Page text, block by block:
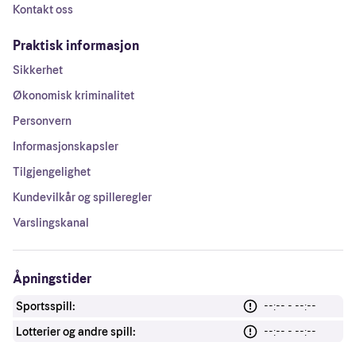
Kontakt oss
Praktisk informasjon
Sikkerhet
Økonomisk kriminalitet
Personvern
Informasjonskapsler
Tilgjengelighet
Kundevilkår og spilleregler
Varslingskanal
Åpningstider
Sportsspill:
--:-- - --:--
Lotterier og andre spill:
--:-- - --:--